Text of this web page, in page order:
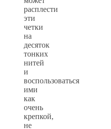
расплести
эти
четки
на
десяток
тонких
нитей
и
воспользоваться
ими
как
очень
крепкой,
не